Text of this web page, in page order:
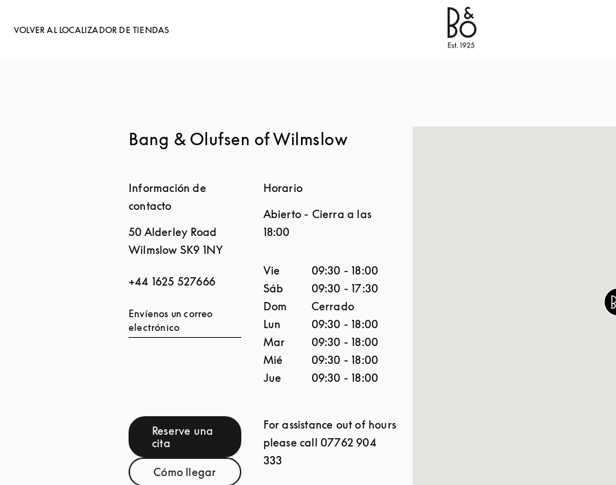
VOLVER AL LOCALIZADOR DE TIENDAS
Bang & Olufsen - Exist to create
Bang & Olufsen of Wilmslow
Información de
contacto
50 Alderley Road
Wilmslow SK9 1NY
+44 1625 527666
Envíenos un correo
electrónico
Reserve una
cita
Link Opens in New Tab
Cómo llegarLink Opens in New Tab
Horario
Abierto - Cierra a las
18:00
Día de la semanaHorario
Vie 09:30 - 18:00
Sáb
09:30 - 17:30
Dom
Cerrado
Lun
09:30 - 18:00
Mar
09:30 - 18:00
Mié
09:30 - 18:00
Jue
09:30 - 18:00
For assistance out of hours
please call 07762 904
333